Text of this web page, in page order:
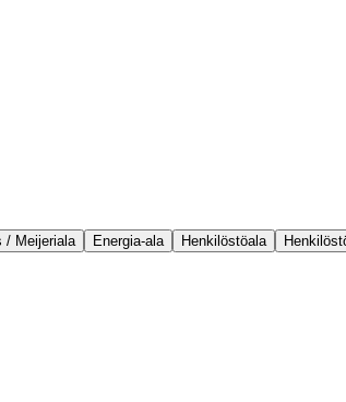
/ Meijeriala Energia-ala Henkilöstöala